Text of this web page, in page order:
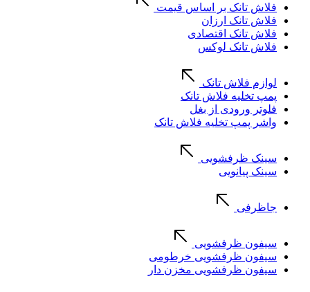
فلاش تانک بر اساس قیمت
فلاش تانک ارزان
فلاش تانک اقتصادی
فلاش تانک لوکس
لوازم فلاش تانک
پمپ تخلیه فلاش تانک
فلوتر ورودی از بغل
واشر پمپ تخلیه فلاش تانک
سینک ظرفشویی
سینک پیانویی
جاظرفی
سیفون ظرفشویی
سیفون ظرفشویی خرطومی
سیفون ظرفشویی مخزن دار